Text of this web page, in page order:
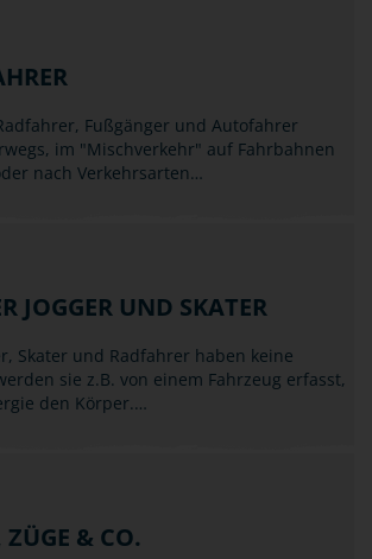
Fußgänger und Autofahrer
im "Mischverkehr" auf Fahrbahnen
nach Verkehrsarten…
JOGGER UND SKATER
Skater und Radfahrer haben keine
sie z.B. von einem Fahrzeug erfasst,
den Körper.…
& CO.